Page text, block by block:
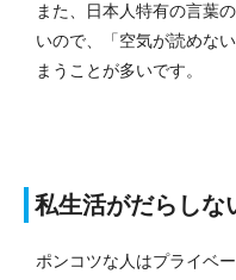
また、日本人特有の言葉
いので、「空気が読めな
まうことが多いです。
私生活がだらしな
ポンコツな人はプライベ